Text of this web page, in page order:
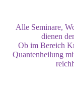
Alle Seminare,
dienen
Ob im Bereich
Quantenheilung